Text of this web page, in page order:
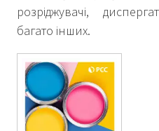
розріджувачі,
багато інших.